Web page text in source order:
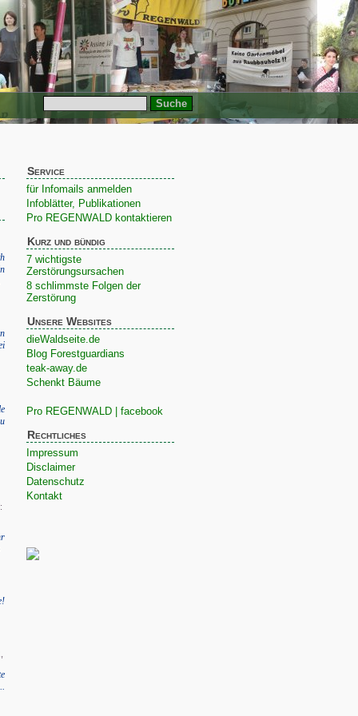
Service
für Infomails anmelden
Infoblätter, Publikationen
Pro REGENWALD kontaktieren
Kurz und bündig
7 wichtigste
Zerstörungsursachen
8 schlimmste Folgen der
Zerstörung
Unsere Websites
dieWaldseite.de
Blog Forestguardians
teak-away.de
Schenkt Bäume
Pro REGENWALD | facebook
Rechtliches
Impressum
Disclaimer
Datenschutz
Kontakt